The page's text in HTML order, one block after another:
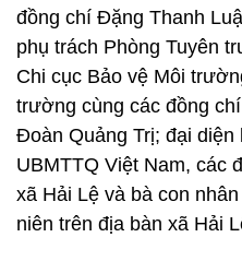
đồng chí Đặng Thanh
phụ trách Phòng Tuyên
Chi cục Bảo vệ Môi
trường cùng các đồng
Đoàn Quảng Trị; đại
UBMTTQ Việt Nam, các
xã Hải Lệ và bà con
niên trên địa bàn xã Hải